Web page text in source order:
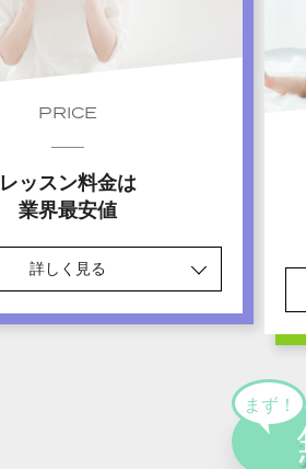
PRICE
レッスン料金は
業界最安値
詳しく見る